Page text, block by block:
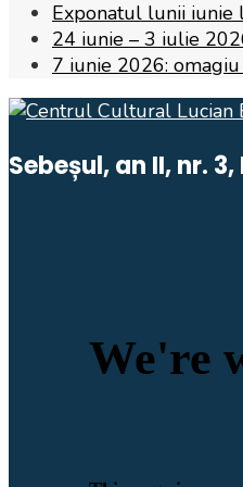
Exponatul lunii iunie
24 iunie – 3 iulie
7 iunie 2026:
Sebeșul, an II, nr.